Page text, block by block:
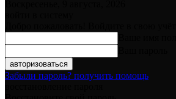
Забыли пароль? получить помощь